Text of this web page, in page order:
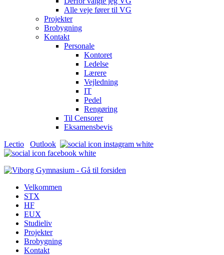
Alle veje fører til VG
Projekter
Brobygning
Kontakt
Personale
Kontoret
Ledelse
Lærere
Vejledning
IT
Pedel
Rengøring
Til Censorer
Eksamensbevis
Lectio
Outlook
Velkommen
STX
HF
EUX
Studieliv
Projekter
Brobygning
Kontakt